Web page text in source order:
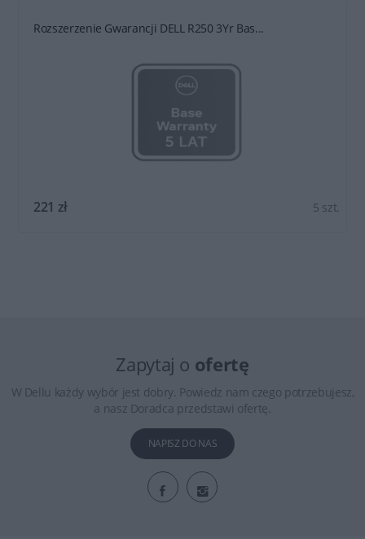
Rozszerzenie Gwarancji DELL R250 3Yr Bas...
221 zł 5 szt.
Zapytaj o ofertę
W Dellu każdy wybór jest dobry. Powiedz nam czego potrzebujesz,
a nasz Doradca przedstawi ofertę.
NAPISZ DO NAS